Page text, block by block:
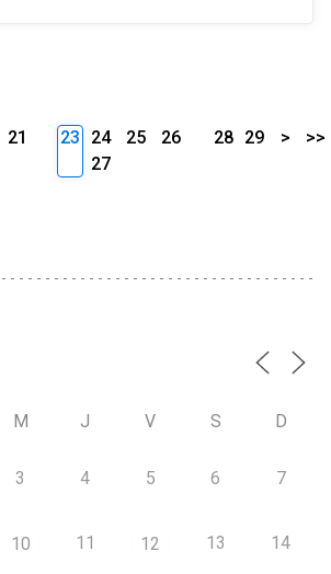
21
23 24 25
26
27
28 29 > >>
M J V S D
3 4 5 6 7
10 11 12 13 14